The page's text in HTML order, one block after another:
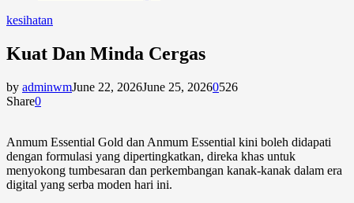
kesihatan
Kuat Dan Minda Cergas
by adminwmJune 22, 2026June 25, 20260526
Share0
Anmum Essential Gold dan Anmum Essential kini boleh didapati
dengan formulasi yang dipertingkatkan, direka khas untuk
menyokong tumbesaran dan perkembangan kanak-kanak dalam era
digital yang serba moden hari ini.